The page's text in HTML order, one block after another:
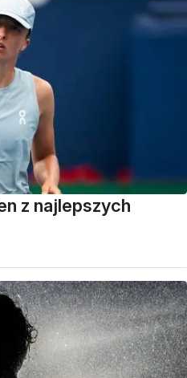
z najlepszych